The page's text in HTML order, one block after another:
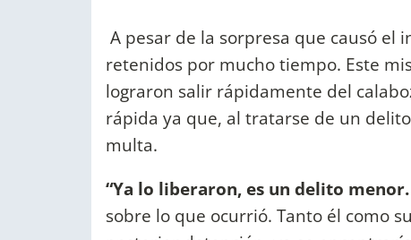
A pesar de la sorpresa que causó el
retenidos por mucho tiempo. Este
lograron salir rápidamente del
rápida ya que, al tratarse de un
multa.
“Ya lo liberaron, es un delito
sobre lo que ocurrió. Tanto él como